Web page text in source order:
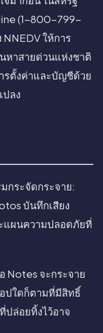
(1-800-799-
ให้การ
หาสายด่วนแห่งชาติ
รตั้งค่าและบัญชีด้วย
ลง
กระจัดกระจาย:
บันทึกเสียง
แผนความปลอดภัยที่
Notes จะกระจาย
ปใดก็ตามที่มีสิทธิ์
ปล่อยทิ้งไว้อาจ